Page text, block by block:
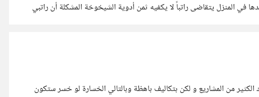
المنزل يتقاضى راتباً لا يكفيه ثمن أدوية الشيخوخة المشكلة أن راتبي
من المشاريع و لكن بتكاليف باهظة وبالتالي الخسارة لو خسر ستكون